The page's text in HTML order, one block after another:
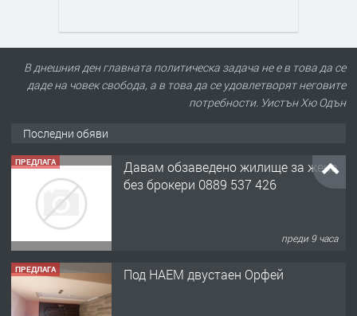
В днешния ден главната политическа задача не е в това да се
даде на човек свобода, а в това да се удовлетворят неговите
потребности. Уистън Хю Одън
Последни обяви
ПРЕДЛАГА
Давам обзаведено жилище за жена
без брокери 0889 537 426
преди 9 часа
ПРЕДЛАГА Под НАЕМ двустаен Орфей